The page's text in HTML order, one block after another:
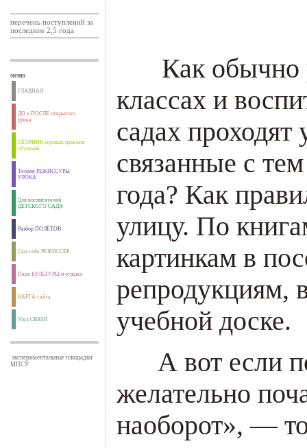
перечень поступлений за
последние 2,5 года
меню
ГЛАВНАЯ
ДО и ПОСЛЕ открытого
урока
СБОРНИК игровых приемов
обучения
Теория РЕЖИССУРЫ
УРОКА
Для воспитателей
ДЕТСКОГО САДА
Разбор ПОЛЁТОВ
Сам себе РЕЖИССЁР
Парк КУЛЬТУРЫ и отдыха
КАРТА сайта
Узел СВЯЗИ
экспериментальные площадки
МПСУ
Как обычно
классах и
садах
связанные с
года? Как
улицу. По
картинкам в
репродукциям,
учебной доске.
А вот если
желательно
наоборот», —